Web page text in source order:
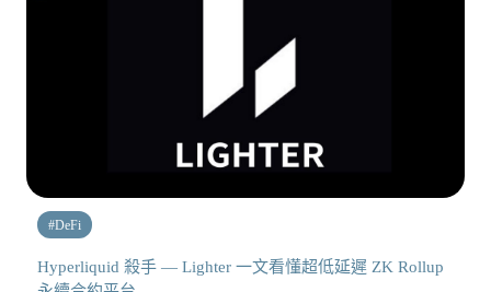
#DeFi
Hyperliquid 殺手 — Lighter 一文看懂超低延遲 ZK Rollup